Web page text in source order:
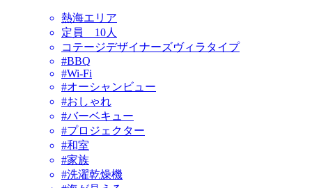
熱海エリア
定員 10人
コテージデザイナーズヴィラタイプ
#BBQ
#Wi-Fi
#オーシャンビュー
#おしゃれ
#バーベキュー
#プロジェクター
#和室
#家族
#洗濯乾燥機